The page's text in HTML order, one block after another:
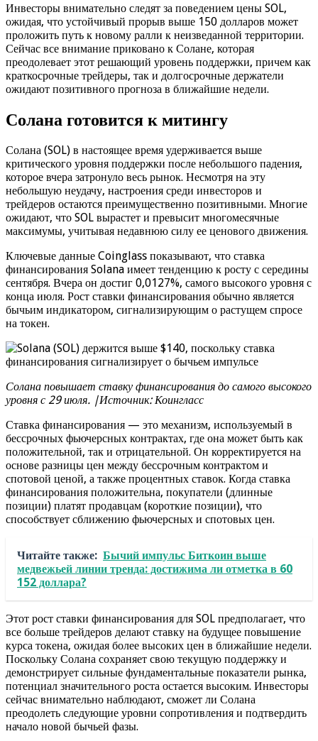
Инвесторы внимательно следят за поведением цены SOL,
ожидая, что устойчивый прорыв выше 150 долларов может
проложить путь к новому ралли к неизведанной территории.
Сейчас все внимание приковано к Солане, которая
преодолевает этот решающий уровень поддержки, причем как
краткосрочные трейдеры, так и долгосрочные держатели
ожидают позитивного прогноза в ближайшие недели.
Солана готовится к митингу
Солана (SOL) в настоящее время удерживается выше
критического уровня поддержки после небольшого падения,
которое вчера затронуло весь рынок. Несмотря на эту
небольшую неудачу, настроения среди инвесторов и
трейдеров остаются преимущественно позитивными. Многие
ожидают, что SOL вырастет и превысит многомесячные
максимумы, учитывая недавнюю силу ее ценового движения.
Ключевые данные Coinglass показывают, что ставка
финансирования Solana имеет тенденцию к росту с середины
сентября. Вчера он достиг 0,0127%, самого высокого уровня с
конца июля. Рост ставки финансирования обычно является
бычьим индикатором, сигнализирующим о растущем спросе
на токен.
Солана повышает ставку финансирования до самого высокого
уровня с 29 июля. |Источник: Коингласс
Ставка финансирования — это механизм, используемый в
бессрочных фьючерсных контрактах, где она может быть как
положительной, так и отрицательной. Он корректируется на
основе разницы цен между бессрочным контрактом и
спотовой ценой, а также процентных ставок. Когда ставка
финансирования положительна, покупатели (длинные
позиции) платят продавцам (короткие позиции), что
способствует сближению фьючерсных и спотовых цен.
Читайте также: Бычий импульс Биткоин выше
медвежьей линии тренда: достижима ли отметка в 60
152 доллара?
Этот рост ставки финансирования для SOL предполагает, что
все больше трейдеров делают ставку на будущее повышение
курса токена, ожидая более высоких цен в ближайшие недели.
Поскольку Солана сохраняет свою текущую поддержку и
демонстрирует сильные фундаментальные показатели рынка,
потенциал значительного роста остается высоким. Инвесторы
сейчас внимательно наблюдают, сможет ли Солана
преодолеть следующие уровни сопротивления и подтвердить
начало новой бычьей фазы.